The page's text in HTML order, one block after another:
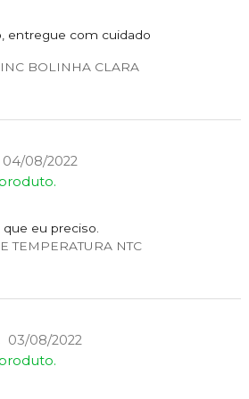
entregue com cuidado
BOLINHA CLARA
04/08/2022
eu preciso.
TEMPERATURA NTC
03/08/2022